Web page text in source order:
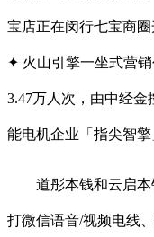
宝店正在闵行七宝商
✦ 火山引擎一坐式营
3.47万人次，由中经
能电机企业「指尖智擎
道彤本钱和云启本
打微信语音/视频电线